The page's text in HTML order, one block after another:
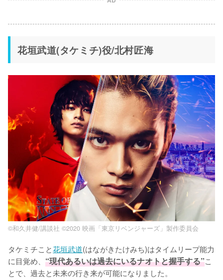
花垣武道(タケミチ)役/北村匠海
©和久井健/講談社 ©2020 映画「東京リベンジャーズ」製作委員会
タケミチこと花垣武道(はながきたけみち)はタイムリープ能力
に目覚め、 “現代あるいは過去にいるナオトと握手する”こ
とで、過去と未来の行き来が可能になりました。